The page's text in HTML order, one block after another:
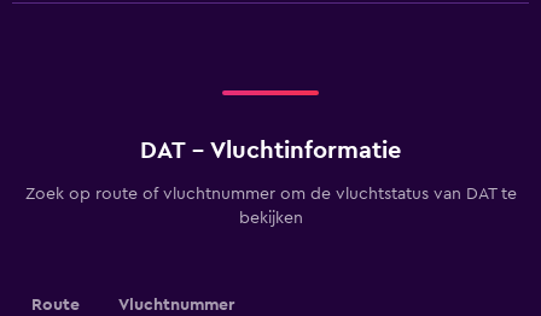
DAT - Vluchtinformatie
Zoek op route of vluchtnummer om de vluchtstatus van DAT te
bekijken
Route Vluchtnummer